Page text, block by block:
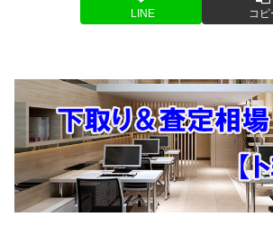
LINE コピ